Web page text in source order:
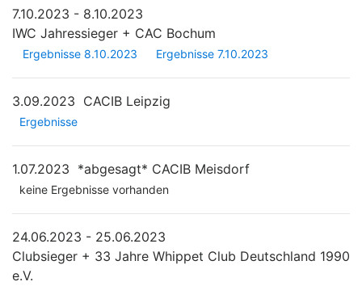
7.10.2023 - 8.10.2023
IWC Jahressieger + CAC Bochum
Ergebnisse 8.10.2023 Ergebnisse 7.10.2023
3.09.2023 CACIB Leipzig
Ergebnisse
1.07.2023 *abgesagt* CACIB Meisdorf
keine Ergebnisse vorhanden
24.06.2023 - 25.06.2023
Clubsieger + 33 Jahre Whippet Club Deutschland 1990
e.V.